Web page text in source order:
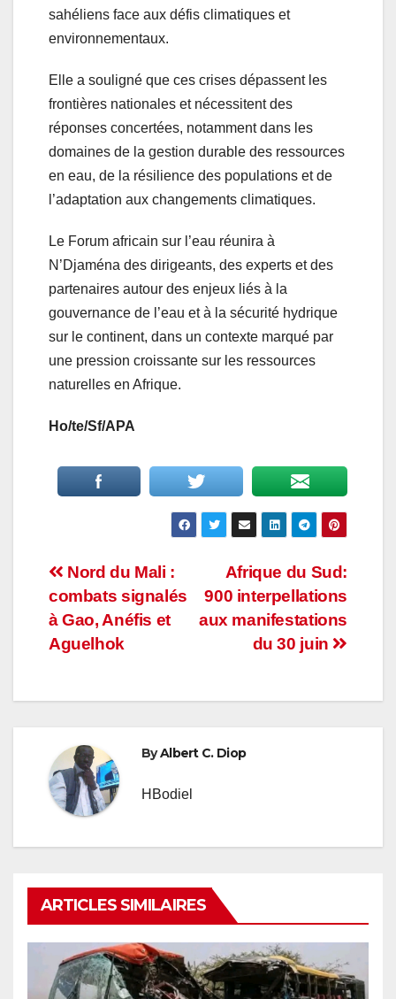
sahéliens face aux défis climatiques et
environnementaux.
Elle a souligné que ces crises dépassent les
frontières nationales et nécessitent des
réponses concertées, notamment dans les
domaines de la gestion durable des ressources
en eau, de la résilience des populations et de
l’adaptation aux changements climatiques.
Le Forum africain sur l’eau réunira à
N’Djaména des dirigeants, des experts et des
partenaires autour des enjeux liés à la
gouvernance de l’eau et à la sécurité hydrique
sur le continent, dans un contexte marqué par
une pression croissante sur les ressources
naturelles en Afrique.
Ho/te/Sf/APA
Navigation
de
l’article
Afrique du Sud:
900 interpellations
aux manifestations
du 30 juin
Nord du Mali :
combats signalés
à Gao, Anéfis et
Aguelhok
ByAlbert C. Diop
HBodiel
ARTICLES SIMILAIRES